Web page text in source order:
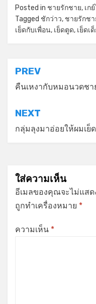
Posted in ชายรักชาย, เก
Tagged ชักว่าว, ชายรักชา
เย็ดกับเพื่อน, เย็ดตูด, เย็ดเ
แนะแนว
เรื่อง
PREV
คืนเหงากับหมอนวดช
NEXT
กลุ่มลุงมาอ่อยให้ผมเย็
ใส่ความเห็น
อีเมลของคุณจะไม่แส
ถูกทำเครื่องหมาย *
ความเห็น *